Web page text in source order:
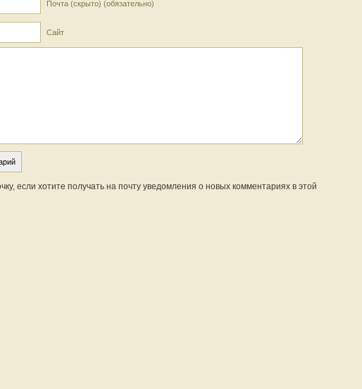
Почта (скрыто) (обязательно)
Сайт
если хотите получать на почту уведомления о новых комментариях в этой